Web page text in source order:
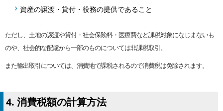
資産の譲渡・貸付・役務の提供であること
ただし、土地の譲渡や貸付・社会保険料・医療費など課税対象になじまないも
のや、社会的な配慮から一部のものについては非課税取引。
また輸出取引については、消費地で課税されるので消費税は免除されます。
4. 消費税額の計算方法